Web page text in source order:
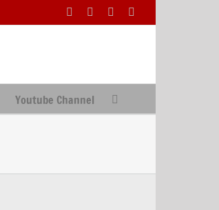
FacebookFacebook
Youtube Channel